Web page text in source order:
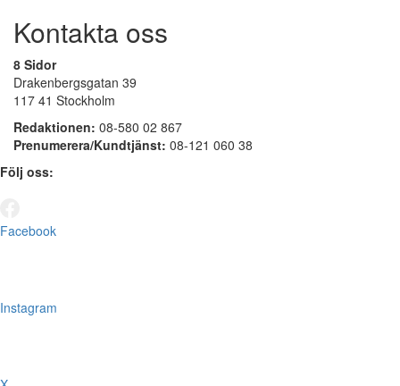
Kontakta oss
8 Sidor
Drakenbergsgatan 39
117 41 Stockholm
Redaktionen: 08-580 02 867
Prenumerera/Kundtjänst: 08-121 060 38
Följ oss:
Facebook
Instagram